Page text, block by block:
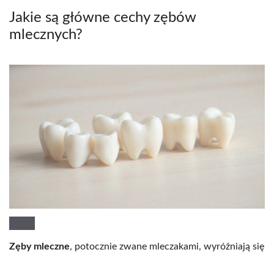
Jakie są główne cechy zębów
mlecznych?
Zęby mleczne, potocznie zwane mleczakami, wyróżniają się